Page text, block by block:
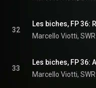
32
Les biches, FP 36:
33
Les biches, FP 36: